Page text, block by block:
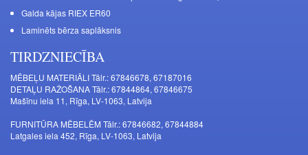
Galda kājas RIEX ER60
Laminēts bērza saplāksnis
TIRDZNIECĪBA
MĒBEĻU MATERIĀLI Tālr.: 67846678, 67187016
DETAĻU RAŽOŠANA Tālr.: 67844864, 67846675
Mašīnu iela 11, Rīga, LV-1063, Latvija
FURNITŪRA MĒBELĒM Tālr.: 67846682, 67844884
Latgales iela 452, Rīga, LV-1063, Latvija